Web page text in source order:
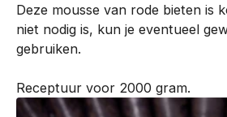
Deze mousse van rode bieten is
niet nodig is, kun je eventueel
gebruiken.
Receptuur voor 2000 gram.